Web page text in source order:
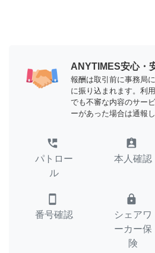
ANYTIMES安心・
報酬は取引前に事務局
に振り込まれます。利
でも不審な内容のサー
ーがあった場合は通報
perm_phone_msg
パトロー
ル
assignment_ind
本人確認
smartphone
番号確認
lock
シェアワ
ーカー保
険